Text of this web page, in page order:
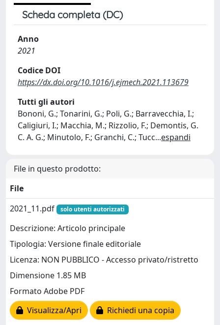
Scheda completa (DC)
Anno
2021
Codice DOI
https://dx.doi.org/10.1016/j.ejmech.2021.113679
Tutti gli autori
Bononi, G.; Tonarini, G.; Poli, G.; Barravecchia, I.;
Caligiuri, I.; Macchia, M.; Rizzolio, F.; Demontis, G.
C. A. G.; Minutolo, F.; Granchi, C.; Tucc...espandi
File in questo prodotto:
File
2021_11.pdf
solo utenti autorizzati
Descrizione: Articolo principale
Tipologia: Versione finale editoriale
Licenza: NON PUBBLICO - Accesso privato/ristretto
Dimensione 1.85 MB
Formato Adobe PDF
Visualizza/Apri
Richiedi una copia